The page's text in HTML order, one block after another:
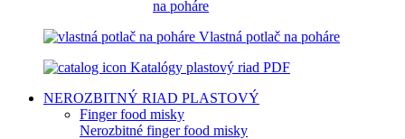
Vlastná potlač na poháre
Katalógy plastový riad PDF
NEROZBITNÝ RIAD PLASTOVÝ
Finger food misky
Nerozbitné finger food misky